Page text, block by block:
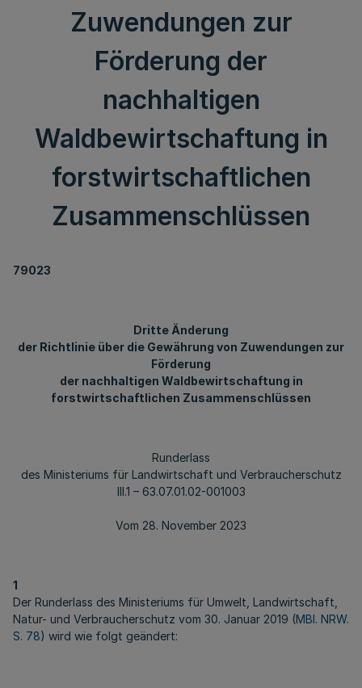
Zuwendungen zur
Förderung der
nachhaltigen
Waldbewirtschaftung in
forstwirtschaftlichen
Zusammenschlüssen
79023
Dritte Änderung
der Richtlinie über die Gewährung von Zuwendungen zur
Förderung
der nachhaltigen Waldbewirtschaftung in
forstwirtschaftlichen Zusammenschlüssen
Runderlass
des Ministeriums für Landwirtschaft und Verbraucherschutz
III.1 – 63.07.01.02-001003
Vom 28. November 2023
1
Der Runderlass des Ministeriums für Umwelt, Landwirtschaft,
Natur- und Verbraucherschutz vom 30. Januar 2019 (MBl. NRW.
S. 78) wird wie folgt geändert: